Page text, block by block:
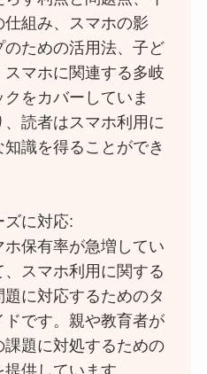
仕組み、スマホの影
ための活用法、子ど
スマホに関連する多岐
をカバーしていま
読者はスマホ利用に
識を得ることができ
ズに対応:
ホ保有率が急増してい
、スマホ利用に関する
に対応するためのタ
ドです。親や教育者が
課題に対処するための
供しています